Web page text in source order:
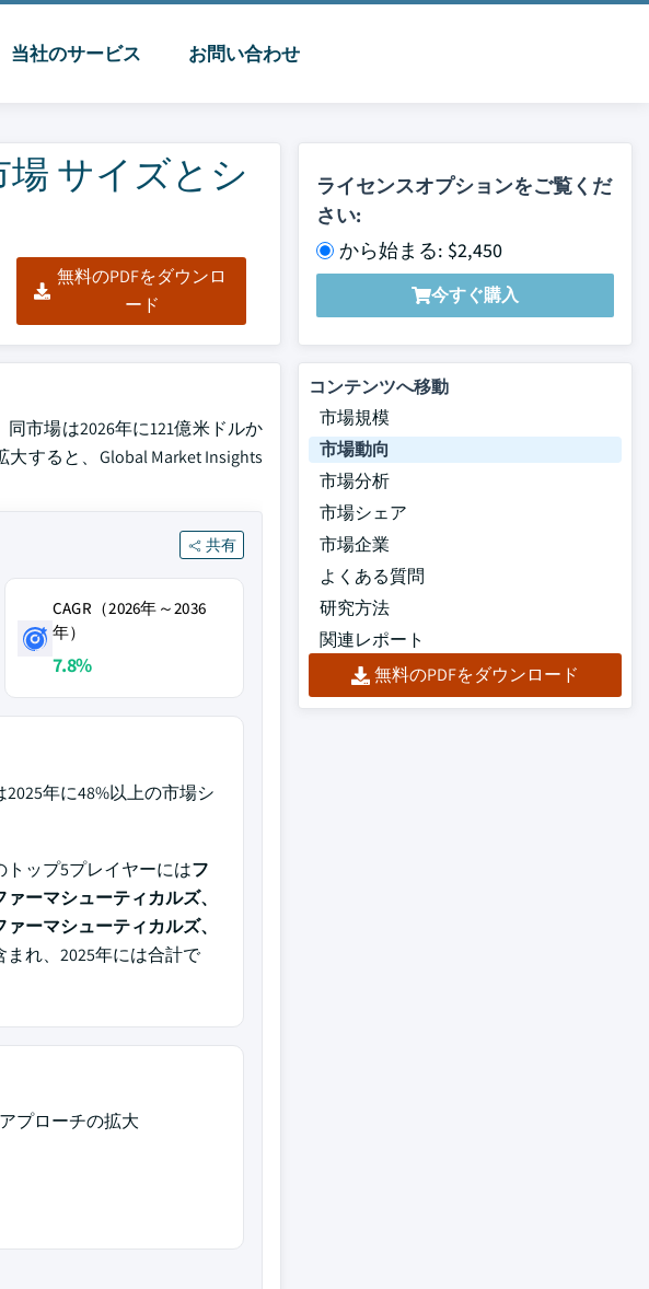
当社のサービス お問い合わせ
サイズとシ
無料のPDFをダウンロ
ード
ライセンスオプションをご覧くだ
さい:
から始まる: $2,450
今すぐ購入
市場は2026年に121億米ドルか
すると、Global Market Insights
共有
CAGR（2026年～2036
年）
7.8%
年に48%以上の市場シ
トップ5プレイヤーにはフ
ーマシューティカルズ、
ーマシューティカルズ、
まれ、2025年には合計で
プローチの拡大
コンテンツへ移動
市場規模
市場動向
市場分析
市場シェア
市場企業
よくある質問
研究方法
関連レポート
無料のPDFをダウンロード